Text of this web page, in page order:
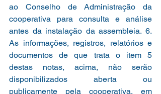
ao Conselho de Administração da
cooperativa para consulta e análise
antes da instalação da assembleia. 6.
As informações, registros, relatórios e
documentos de que trata o item 5
destas notas, acima, não serão
disponibilizados aberta ou
publicamente pela cooperativa, em